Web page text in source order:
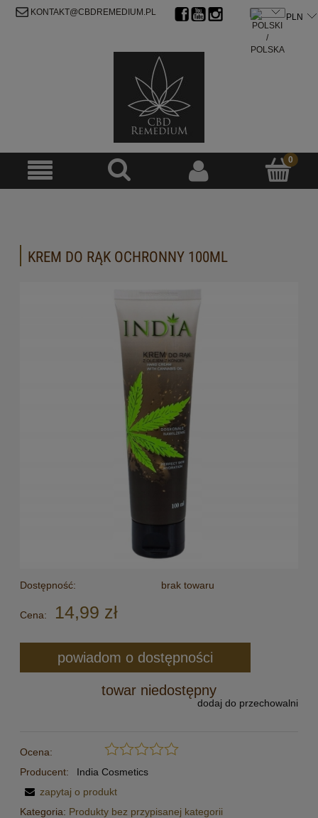
KONTAKT@CBDREMEDIUM.PL
KREM DO RĄK OCHRONNY 100ML
Dostępność: brak towaru
Cena: 14,99 zł
powiadom o dostępności
towar niedostępny
dodaj do przechowalni
Ocena:
Producent:
India Cosmetics
zapytaj o produkt
Kategoria: Produkty bez przypisanej kategorii